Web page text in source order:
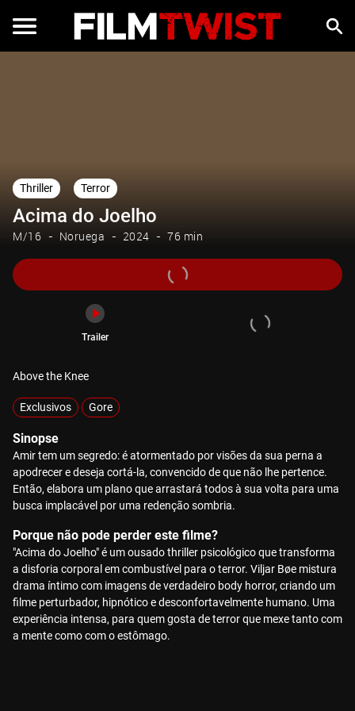
Thriller Terror
Acima do Joelho
M/16 Noruega 2024 76 min
Trailer
Above the Knee
Exclusivos Gore
Sinopse
Amir tem um segredo: é atormentado por visões da sua perna a
apodrecer e deseja cortá-la, convencido de que não lhe pertence.
Então, elabora um plano que arrastará todos à sua volta para uma
busca implacável por uma redenção sombria.
Porque não pode perder este filme?
"Acima do Joelho" é um ousado thriller psicológico que transforma
a disforia corporal em combustível para o terror. Viljar Bøe mistura
drama íntimo com imagens de verdadeiro body horror, criando um
filme perturbador, hipnótico e desconfortavelmente humano. Uma
experiência intensa, para quem gosta de terror que mexe tanto com
a mente como com o estômago.